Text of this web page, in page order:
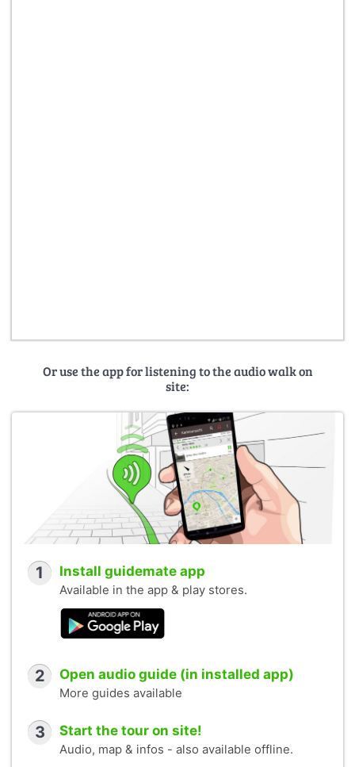
Or use the app for listening to the audio walk on
site:
1 Install guidemate app
Available in the app & play stores.
2 Open audio guide (in installed app)
More guides available
3 Start the tour on site!
Audio, map & infos - also available offline.